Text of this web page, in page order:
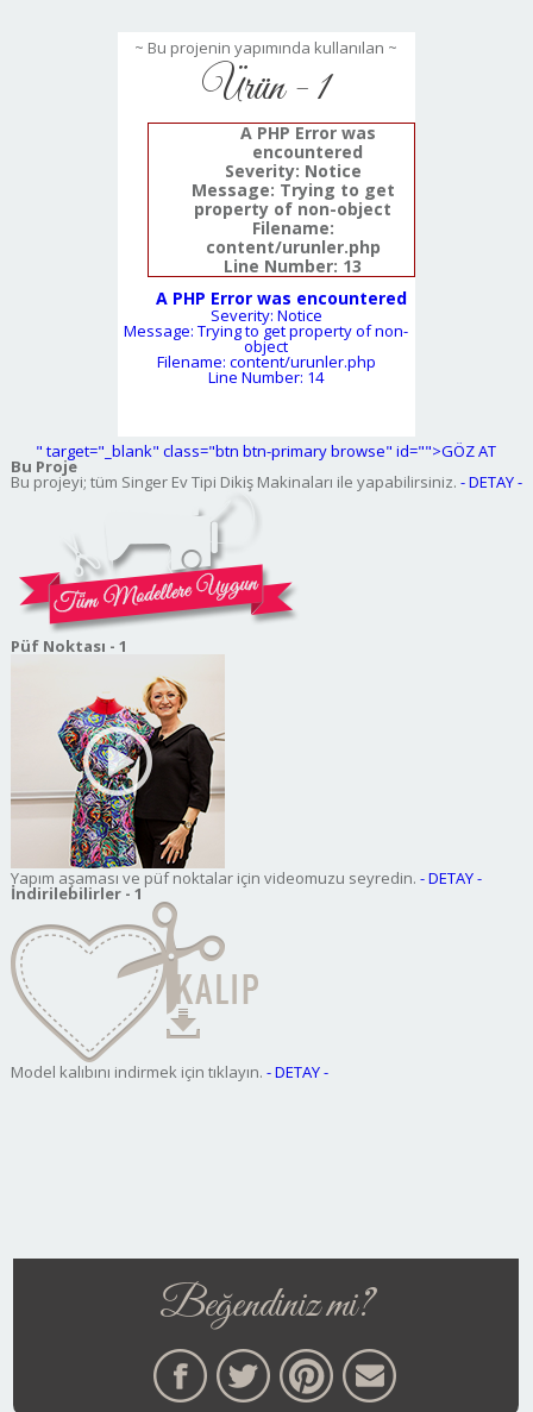
~ Bu projenin yapımında kullanılan ~
Ürün - 1
A PHP Error was
encountered
Severity: Notice
Message: Trying to get
property of non-object
Filename:
content/urunler.php
Line Number: 13
A PHP Error was encountered
Severity: Notice
Message: Trying to get property of non-
object
Filename: content/urunler.php
Line Number: 14
" target="_blank" class="btn btn-primary browse" id="">GÖZ AT
Bu Proje
Bu projeyi; tüm Singer Ev Tipi Dikiş Makinaları ile yapabilirsiniz. - DETAY -
Püf Noktası - 1
Yapım aşaması ve püf noktalar için videomuzu seyredin. - DETAY -
İndirilebilirler - 1
Model kalıbını indirmek için tıklayın. - DETAY -
Beğendiniz mi?